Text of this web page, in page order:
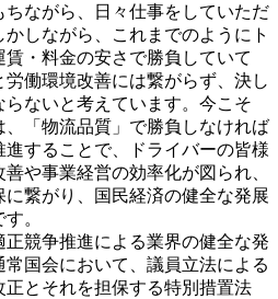
ながら、日々仕事をしていただ
しながら、これまでのようにト
・料金の安さで勝負していて
働環境改善には繋がらず、決し
ないと考えています。今こそ
「物流品質」で勝負しなければ
することで、ドライバーの皆様
や事業経営の効率化が図られ、
繋がり、国民経済の健全な発展
。
競争推進による業界の健全な発
国会において、議員立法による
とそれを担保する特別措置法